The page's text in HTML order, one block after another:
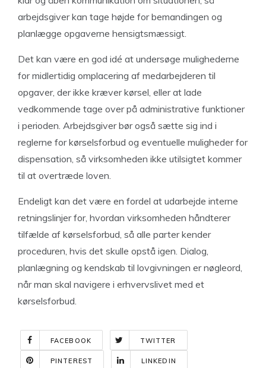
arbejdsgiver kan tage højde for bemandingen og
planlægge opgaverne hensigtsmæssigt.
Det kan være en god idé at undersøge mulighederne
for midlertidig omplacering af medarbejderen til
opgaver, der ikke kræver kørsel, eller at lade
vedkommende tage over på administrative funktioner
i perioden. Arbejdsgiver bør også sætte sig ind i
reglerne for kørselsforbud og eventuelle muligheder for
dispensation, så virksomheden ikke utilsigtet kommer
til at overtræde loven.
Endeligt kan det være en fordel at udarbejde interne
retningslinjer for, hvordan virksomheden håndterer
tilfælde af kørselsforbud, så alle parter kender
proceduren, hvis det skulle opstå igen. Dialog,
planlægning og kendskab til lovgivningen er nøgleord,
når man skal navigere i erhvervslivet med et
kørselsforbud.
FACEBOOK TWITTER
PINTEREST LINKEDIN